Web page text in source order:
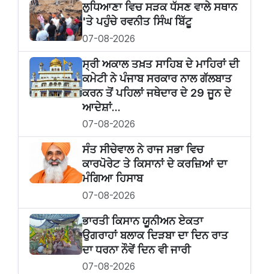
ਲੁਧਿਆਣਾ ਵਿਚ ਸੜਕ ਧੱਸਣ ਵਾਲੇ ਸਥਾਨ
'ਤੇ ਪਹੁੰਚੇ ਰਵਨੀਤ ਸਿੰਘ ਬਿੱਟੂ
07-08-2026
ਸ੍ਰੀ ਅਕਾਲ ਤਖ਼ਤ ਸਾਹਿਬ ਦੇ ਮਾਹਿਰਾਂ ਦੀ
ਕਮੇਟੀ ਨੇ ਪੰਜਾਬ ਸਰਕਾਰ ਨਾਲ ਗੱਲਬਾਤ
ਕਰਨ ਤੋਂ ਪਹਿਲਾਂ ਜਥੇਦਾਰ ਦੇ 29 ਜੂਨ ਦੇ
ਆਦੇਸ਼ਾਂ...
07-08-2026
ਸੰਤ ਸੀਚੇਵਾਲ ਨੇ ਰਾਜ ਸਭਾ ਵਿਚ
ਕਾਰਪੋਰੇਟ ਤੇ ਕਿਸਾਨਾਂ ਦੇ ਕਰਜ਼ਿਆਂ ਦਾ
ਮੰਗਿਆ ਹਿਸਾਬ
07-08-2026
ਭਾਰਤੀ ਕਿਸਾਨ ਯੂਨੀਅਨ ਏਕਤਾ
ਉਗਰਾਹਾਂ ਬਲਾਕ ਦਿੜਬਾ ਦਾ ਦਿਨ ਰਾਤ
ਦਾ ਧਰਨਾ ਨੌਵੇਂ ਦਿਨ ਵੀ ਜਾਰੀ
07-08-2026